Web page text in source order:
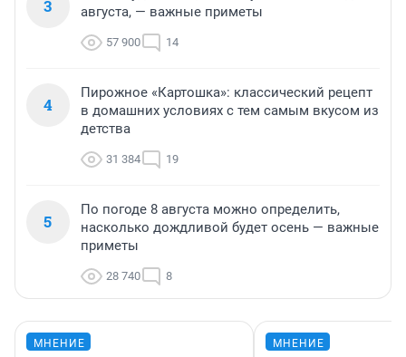
3
августа, — важные приметы
57 900 14
4
Пирожное «Картошка»: классический рецепт
в домашних условиях с тем самым вкусом из
детства
31 384 19
5
По погоде 8 августа можно определить,
насколько дождливой будет осень — важные
приметы
28 740 8
МНЕНИЕ МНЕНИЕ